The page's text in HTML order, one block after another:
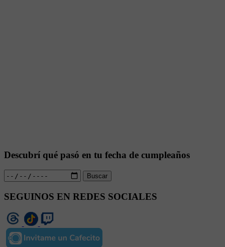
Descubrí qué pasó en tu fecha de cumpleaños
Buscar
SEGUINOS EN REDES SOCIALES